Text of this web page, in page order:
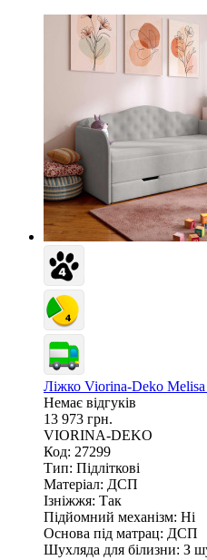
Ліжко Viorina-Deko
Немає відгуків
13 973 грн.
VIORINA-DEKO
Код: 27299
Тип: Підліткові
Матеріал: ДСП
Ізніжжя: Так
Підйомний механізм: Ні
Основа під матрац: ДСП
Шухляда для білизни: З